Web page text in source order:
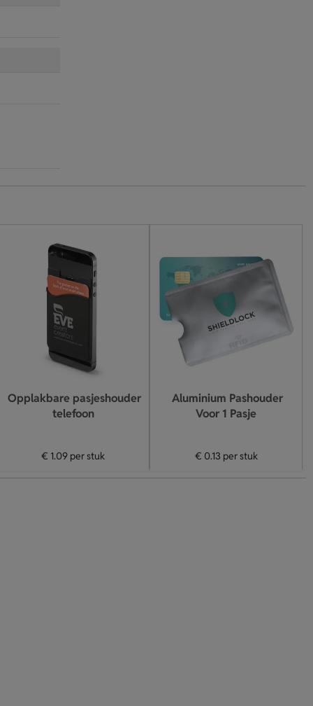
Opplakbare pasjeshouder
telefoon
€ 1.09 per stuk
Aluminium Pashouder
Voor 1 Pasje
€ 0.13 per stuk